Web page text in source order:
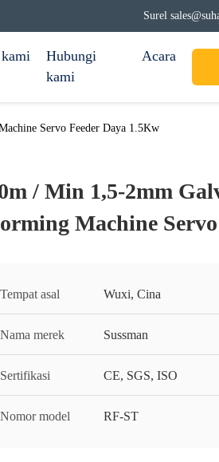
Surel
Hubungi
kami
Acara
Servo Feeder Daya 1.5Kw
/ Min 1,5-2mm
Machine
Tempat asal Wuxi, Cina
Nama merek Sussman
Sertifikasi CE, SGS, ISO
Nomor model RF-ST